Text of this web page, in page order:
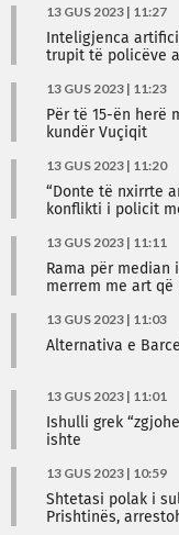
13 GUS 2023 | 11:27
Inteligjenca
trupit të policëve
13 GUS 2023 | 11:23
Për të 15-ën herë
kundër Vuçiqit
13 GUS 2023 | 11:20
“Donte të nxirrte
konflikti i policit
13 GUS 2023 | 11:11
Rama për median
merrem me art që
13 GUS 2023 | 11:03
Alternativa e
13 GUS 2023 | 11:01
Ishulli grek
ishte
13 GUS 2023 | 10:59
Shtetasi polak i
Prishtinës,